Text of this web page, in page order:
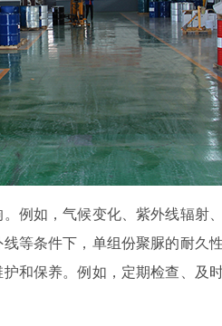
例如，气候变化、紫外线辐射
等条件下，单组份聚脲的耐久
和保养。例如，定期检查、及